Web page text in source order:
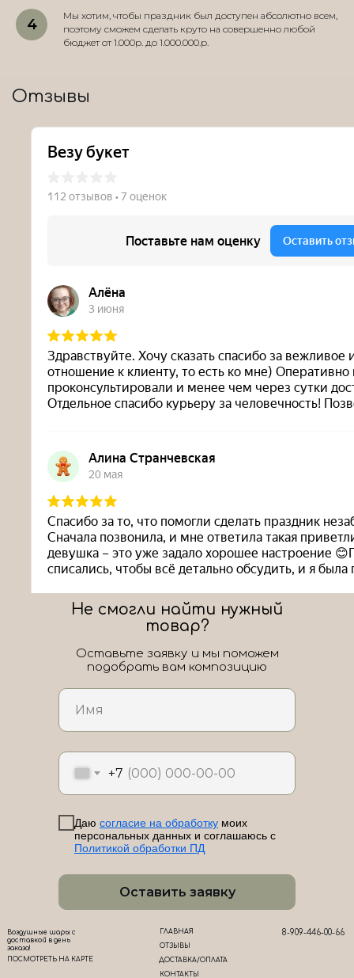
Мы хотим, чтобы праздник был доступен абсолютно всем,
поэтому сможем сделать круто на совершенно любой
бюджет от 1.000р. до 1.000.000.р.
Отзывы
ЛоШАРик на карте Новороссийска — Яндекс Карты
+7
Даю согласие на обработку моих
персональных данных и соглашаюсь с
Политикой обработки ПД
Оставить заявку
Не смогли найти нужный
товар?
Оставьте заявку и мы поможем
подобрать вам композицию
ОТЗЫВЫ
ГЛАВНАЯ
ДОСТАВКА/ОПЛАТА
КОНТАКТЫ
8-909-446-00-66
Воздушные шары с
доставкой в день
заказа!
ПОСМОТРЕТЬ НА КАРТЕ